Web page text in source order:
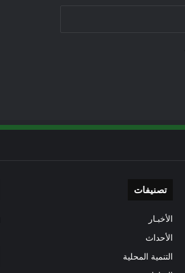
تصنيفات
الأخبـار
الأحداث
التنمية المحلية